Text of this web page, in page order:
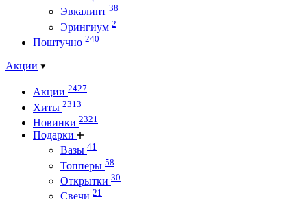
Эвкалипт 38
Эрингиум 2
Поштучно 240
Акции
Акции 2427
Хиты 2313
Новинки 2321
Подарки
Вазы 41
Топперы 58
Открытки 30
Свечи 21